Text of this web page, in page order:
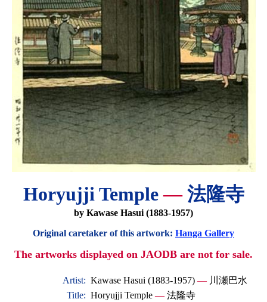
Horyujji Temple—法隆寺
by Kawase Hasui (1883-1957)
Original caretaker of this artwork: Hanga Gallery
The artworks displayed on JAODB are not for sale.
Artist: Kawase Hasui (1883-1957) — 川瀬巴水
Title: Horyujji Temple — 法隆寺